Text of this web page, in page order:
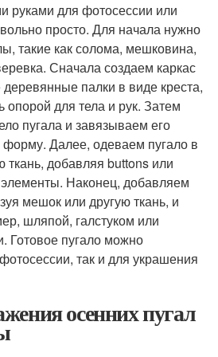
руками для фотосессии или
просто. Для начала нужно
такие как солома, мешковина,
Сначала создаем каркас
деревянные палки в виде креста,
опорой для тела и рук. Затем
пугала и завязываем его
форму. Далее, одеваем пугало в
добавляя buttons или
Наконец, добавляем
мешок или другую ткань, и
шляпой, галстуком или
Готовое пугало можно
так и для украшения
осенних пугал